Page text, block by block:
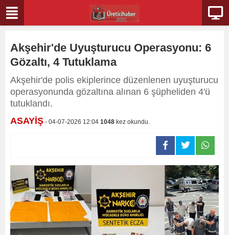
Akşehir'de Uyuşturucu Operasyonu: 6
Gözaltı, 4 Tutuklama
Akşehir'de polis ekiplerince düzenlenen uyuşturucu
operasyonunda gözaltına alınan 6 şüpheliden 4'ü
tutuklandı.
ASAYİŞ - 04-07-2026 12:04 1048 kez okundu.